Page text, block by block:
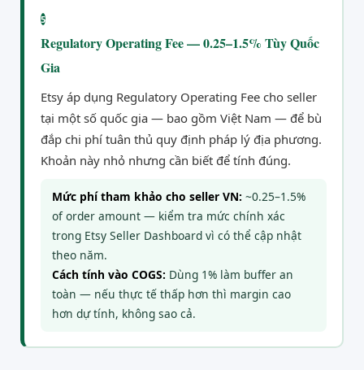
5
Regulatory Operating Fee — 0.25–1.5% Tùy Quốc
Gia
Etsy áp dụng Regulatory Operating Fee cho seller
tại một số quốc gia — bao gồm Việt Nam — để bù
đắp chi phí tuân thủ quy định pháp lý địa phương.
Khoản này nhỏ nhưng cần biết để tính đúng.
Mức phí tham khảo cho seller VN: ~0.25–1.5%
of order amount — kiểm tra mức chính xác
trong Etsy Seller Dashboard vì có thể cập nhật
theo năm.
Cách tính vào COGS: Dùng 1% làm buffer an
toàn — nếu thực tế thấp hơn thì margin cao
hơn dự tính, không sao cả.